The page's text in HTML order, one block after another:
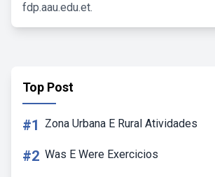
fdp.aau.edu.et.
Top Post
#1 Zona Urbana E Rural Atividades
#2 Was E Were Exercicios